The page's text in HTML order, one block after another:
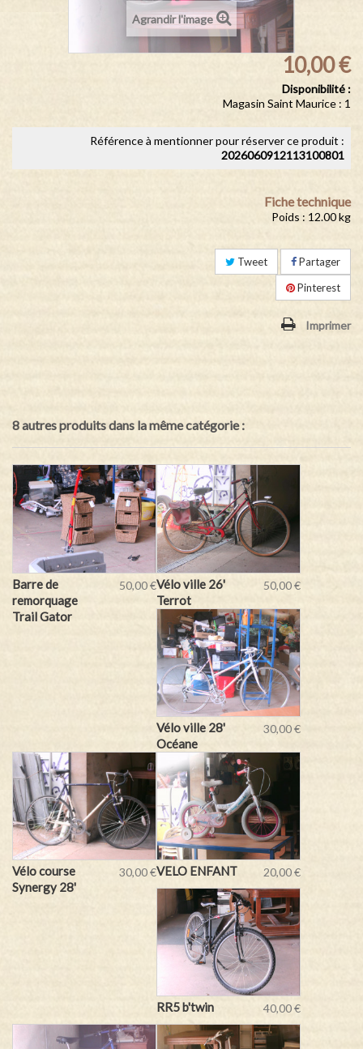
Agrandir l'image
10,00 €
Disponibilité :
Magasin Saint Maurice : 1
Référence à mentionner pour réserver ce produit :
2026060912113100801
Fiche technique
Poids : 12.00 kg
Tweet
Partager
Pinterest
Imprimer
8 autres produits dans la même catégorie :
Barre de
remorquage
Trail Gator
50,00 €Vélo ville 26'
Terrot
50,00 €
Vélo ville 28'
Océane
30,00 €
Vélo course
Synergy 28'
30,00 €VELO ENFANT 20,00 €
RR5 b'twin 40,00 €